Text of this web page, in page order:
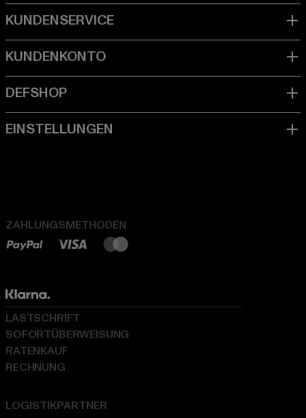
ZAHLUNGSMETHODEN
LOGISTIKPARTNER
LASTSCHRIFT
SOFORTÜBERWEISUNG
RATENKAUF
RECHNUNG